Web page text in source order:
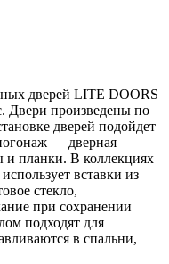
дверей LITE DOORS
Двери произведены по
дверей подойдет
— дверная
и планки. В коллекциях
вставки из
стекло,
при сохранении
подходят для
в спальни,